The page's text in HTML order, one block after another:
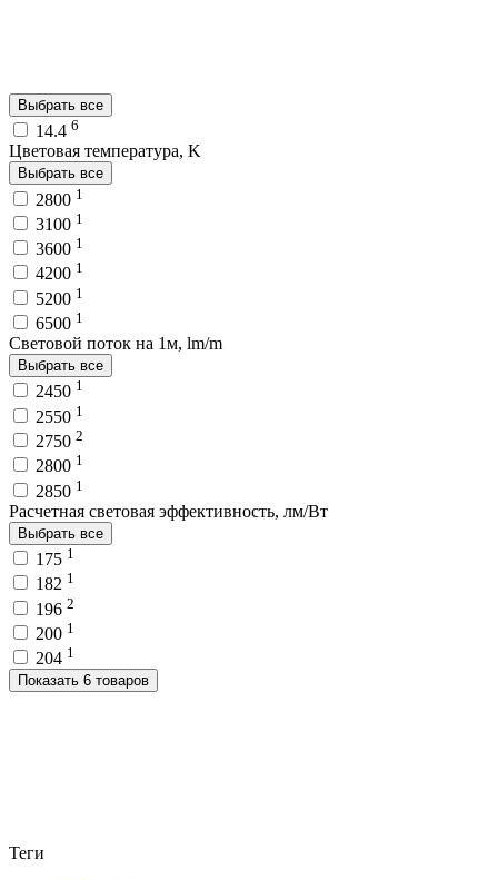
Выбрать все
14.4 6
Цветовая температура, K
Выбрать все
2800 1
3100 1
3600 1
4200 1
5200 1
6500 1
Световой поток на 1м, lm/m
Выбрать все
2450 1
2550 1
2750 2
2800 1
2850 1
Расчетная световая эффективность, лм/Вт
Выбрать все
175 1
182 1
196 2
200 1
204 1
Показать 6 товаров
Теги